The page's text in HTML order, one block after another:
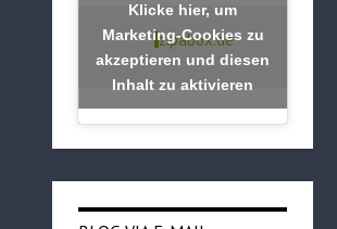
zipabox.de
Klicke hier, um
Marketing-Cookies zu
akzeptieren und diesen
Inhalt zu aktivieren